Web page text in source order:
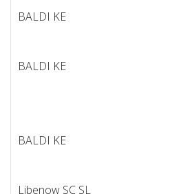
BALDI KE
BALDI KE
BALDI KE
Libenow SC SL